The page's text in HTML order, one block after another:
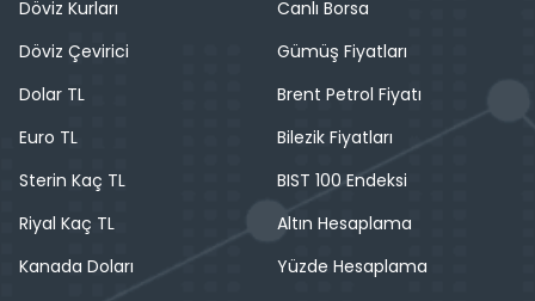
Döviz Kurları
Döviz Çevirici
Dolar TL
Euro TL
Sterin Kaç TL
Riyal Kaç TL
Kanada Doları
Canlı Borsa
Gümüş Fiyatları
Brent Petrol Fiyatı
Bilezik Fiyatları
BIST 100 Endeksi
Altın Hesaplama
Yüzde Hesaplama